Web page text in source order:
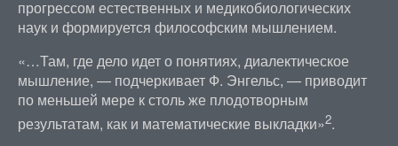
прогрессом естественных и медикобиологических
наук и формируется философским мышлением.
«…Там, где дело идет о понятиях, диалектическое
мышление, — подчеркивает Ф. Энгельс, — приводит
по меньшей мере к столь же плодотворным
результатам, как и математические выкладки»2.